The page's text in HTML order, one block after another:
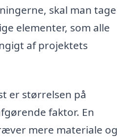
skal man tage
elementer, som alle
af projektets
er størrelsen på
faktor. En
mere materiale og